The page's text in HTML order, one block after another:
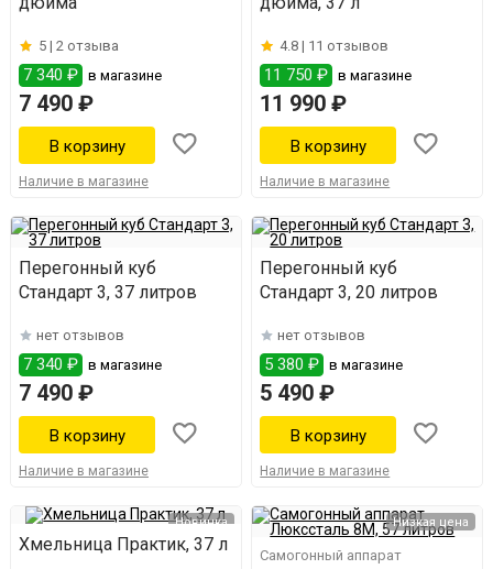
5 | 2 отзыва
7 340 ₽ в магазине
7 490 ₽
Наличие в магазине
4.8 | 11 отзывов
11 750 ₽ в магазине
11 990 ₽
Наличие в магазине
Перегонный куб
Стандарт 3, 37 литров
нет отзывов
7 340 ₽ в магазине
7 490 ₽
Наличие в магазине
Перегонный куб
Стандарт 3, 20 литров
нет отзывов
5 380 ₽ в магазине
5 490 ₽
Наличие в магазине
Новинка
Хмельница Практик, 37 л
Низкая цена
Самогонный аппарат